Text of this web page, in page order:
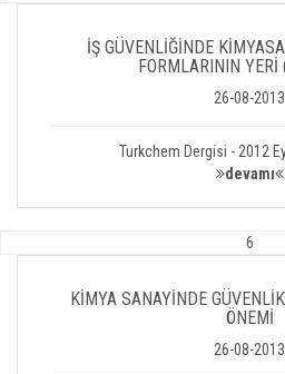
İŞ GÜVENLİĞİNDE
FORMLARININ
26-08-2013
Turkchem Dergisi - 2012
devamı
6
KİMYA SANAYİNDE
ÖNEMİ
26-08-2013